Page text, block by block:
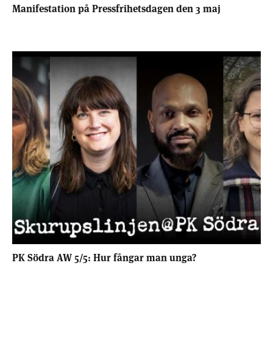
Manifestation på Pressfrihetsdagen den 3 maj
PK Södra AW 5/5: Hur fångar man unga?